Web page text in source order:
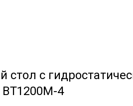
стол с
4